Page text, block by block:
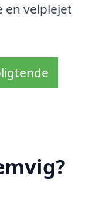
en velplejet